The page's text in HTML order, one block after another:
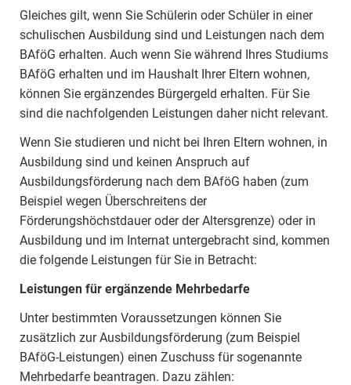
Gleiches gilt, wenn Sie Schülerin oder Schüler in einer
schulischen Ausbildung sind und Leistungen nach dem
BAföG erhalten. Auch wenn Sie während Ihres Studiums
BAföG erhalten und im Haushalt Ihrer Eltern wohnen,
können Sie ergänzendes Bürgergeld erhalten. Für Sie
sind die nachfolgenden Leistungen daher nicht relevant.
Wenn Sie studieren und nicht bei Ihren Eltern wohnen, in
Ausbildung sind und keinen Anspruch auf
Ausbildungsförderung nach dem BAföG haben (zum
Beispiel wegen Überschreitens der
Förderungshöchstdauer oder der Altersgrenze) oder in
Ausbildung und im Internat untergebracht sind, kommen
die folgende Leistungen für Sie in Betracht:
Leistungen für ergänzende Mehrbedarfe
Unter bestimmten Voraussetzungen können Sie
zusätzlich zur Ausbildungsförderung (zum Beispiel
BAföG-Leistungen) einen Zuschuss für sogenannte
Mehrbedarfe beantragen. Dazu zählen: